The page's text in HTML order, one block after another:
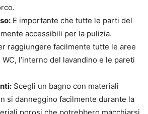
E importante che tutte le parti del
accessibili per la pulizia.
raggiungere facilmente tutte le aree
l’interno del lavandino e le pareti
Scegli un bagno con materiali
si danneggino facilmente durante la